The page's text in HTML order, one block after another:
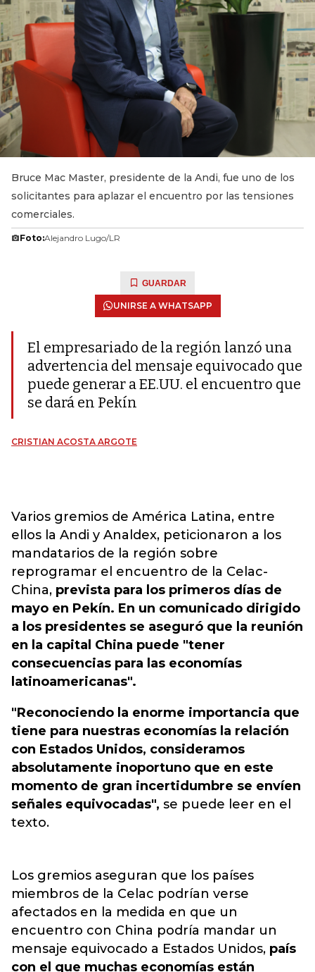
Bruce Mac Master, presidente de la Andi, fue uno de los
solicitantes para aplazar el encuentro por las tensiones
comerciales.
Foto:Alejandro Lugo/LR
GUARDAR
UNIRSE A WHATSAPP
El empresariado de la región lanzó una
advertencia del mensaje equivocado que
puede generar a EE.UU. el encuentro que
se dará en Pekín
CRISTIAN ACOSTA ARGOTE
Varios gremios de América Latina, entre
ellos la Andi y Analdex, peticionaron a los
mandatarios de la región sobre
reprogramar el encuentro de la Celac-
China, prevista para los primeros días de
mayo en Pekín. En un comunicado dirigido
a los presidentes se aseguró que la reunión
en la capital China puede "tener
consecuencias para las economías
latinoamericanas".
"Reconociendo la enorme importancia que
tiene para nuestras economías la relación
con Estados Unidos, consideramos
absolutamente inoportuno que en este
momento de gran incertidumbre se envíen
señales equivocadas", se puede leer en el
texto.
Los gremios aseguran que los países
miembros de la Celac podrían verse
afectados en la medida en que un
encuentro con China podría mandar un
mensaje equivocado a Estados Unidos, país
con el que muchas economías están